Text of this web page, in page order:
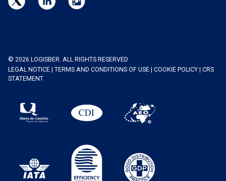
© 2026 LOGISBER. ALL RIGHTS RESERVED
LEGAL NOTICE
TERMS AND CONDITIONS OF USE COOKIE POLICY
CRS
STATEMENT